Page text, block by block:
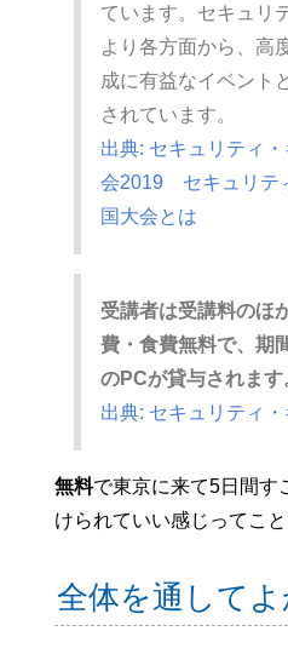
ています。セキュリ
より各方面から、高
成に有益なイベント
されています。
出典: セキュリティ
会2019 セキュリテ
国大会とは
受講者は受講料のほ
費・食費無料で、期
のPCが貸与されます
出典: セキュリティ
無料で東京に来て5日間す
けられていい感じってこと
全体を通して